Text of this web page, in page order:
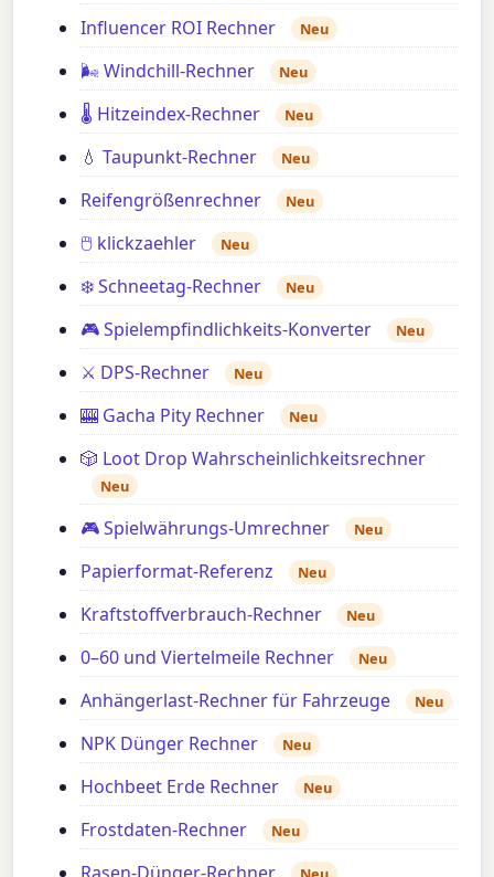
Influencer ROI Rechner Neu
🌬️ Windchill-Rechner Neu
🌡️ Hitzeindex-Rechner Neu
💧 Taupunkt-Rechner Neu
Reifengrößenrechner Neu
🖱️ klickzaehler Neu
❄️ Schneetag-Rechner Neu
🎮 Spielempfindlichkeits-Konverter Neu
⚔️ DPS-Rechner Neu
🎰 Gacha Pity Rechner Neu
🎲 Loot Drop Wahrscheinlichkeitsrechner
Neu
🎮 Spielwährungs-Umrechner Neu
Papierformat-Referenz Neu
Kraftstoffverbrauch-Rechner Neu
0–60 und Viertelmeile Rechner Neu
Anhängerlast-Rechner für Fahrzeuge Neu
NPK Dünger Rechner Neu
Hochbeet Erde Rechner Neu
Frostdaten-Rechner Neu